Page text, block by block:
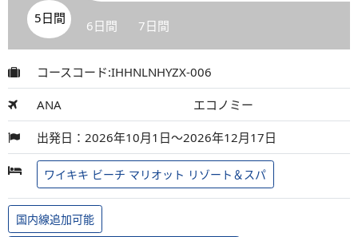
5日間 6日間 7日間
コースコード:IHHNLNHYZX-006
ANA エコノミー
出発日：2026年10月1日～2026年12月17日
ワイキキ ビーチ マリオット リゾート＆スパ
国内線追加可能